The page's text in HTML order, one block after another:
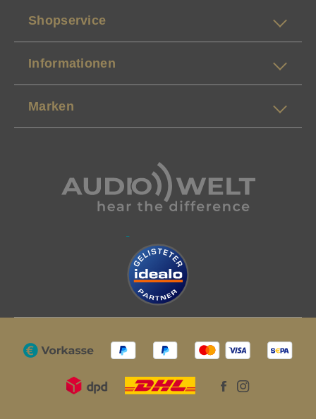
Shopservice
Informationen
Marken